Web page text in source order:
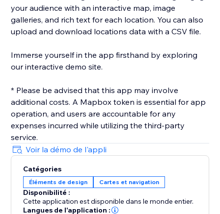
your audience with an interactive map, image
galleries, and rich text for each location. You can also
upload and download locations data with a CSV file.
Immerse yourself in the app firsthand by exploring
our interactive demo site.
* Please be advised that this app may involve
additional costs. A Mapbox token is essential for app
operation, and users are accountable for any
expenses incurred while utilizing the third-party
Voir la démo de l'appli
Catégories
Éléments de design Cartes et navigation
Disponibilité :
Cette application est disponible dans le monde entier.
Langues de l'application :